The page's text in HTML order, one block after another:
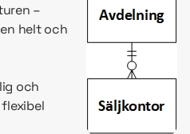
–
helt och
och